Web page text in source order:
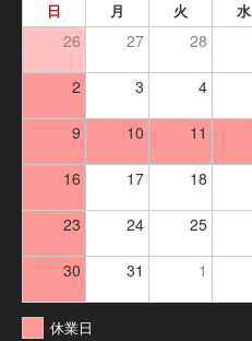
日 月 火 水
26 27 28
2 3 4
9 10 11
16 17 18
23 24 25
30 31 1
休業日